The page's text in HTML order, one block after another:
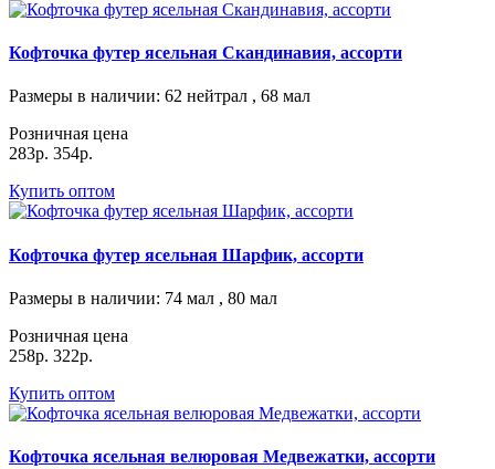
Кофточка футер ясельная Скандинавия, ассорти
Размеры в наличии: 62 нейтрал , 68 мал
Розничная цена
283р. 354р.
Купить оптом
Кофточка футер ясельная Шарфик, ассорти
Размеры в наличии: 74 мал , 80 мал
Розничная цена
258р. 322р.
Купить оптом
Кофточка ясельная велюровая Медвежатки, ассорти